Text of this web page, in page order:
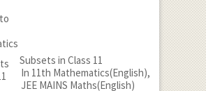
Subsets in Class 11
In 11th Mathematics(English),
JEE MAINS Maths(English)